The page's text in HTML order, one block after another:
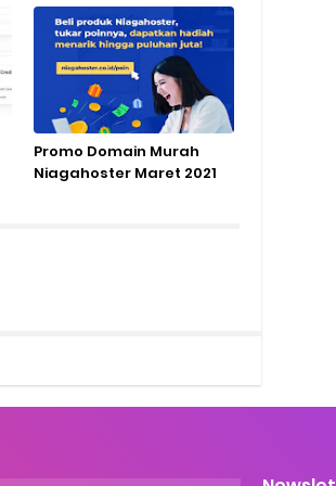
Promo Domain Murah
Niagahoster Maret 2021